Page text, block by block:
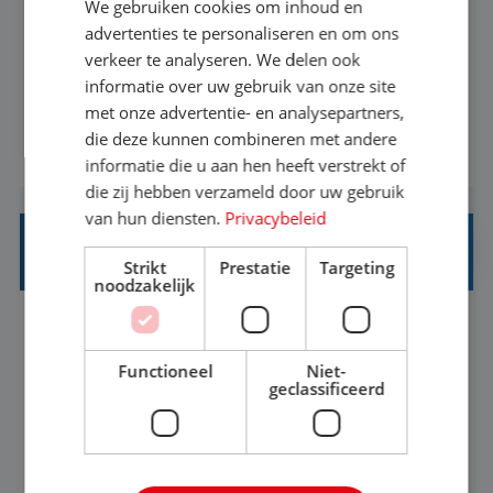
Met jouw ervaring in de reisbranche of
achtergrond in toerisme ben je klaar voor de
volgende stap. Vanaf je stoel reis je de hele
wereld over en speel je moeiteloos in op de
wensen van je team, je klant en wat er in de
reiswereld gebeurt. Met je enthousiasme weet je
klanten te overtuigen om die droomreis te
boeken! ...
BEKIJK VACATURE
REISADVISEUR ALLROUND
Aalsmeer, Noord-Holland, Nederland
33-36 uur
MBO
Een vakantie plannen is het leukste dat er is. Of
het nu voor jezelf is, of voor een ander: jij vindt
We gebruiken cookies om inhoud en
advertenties te personaliseren en om ons
verkeer te analyseren. We delen ook
informatie over uw gebruik van onze site
met onze advertentie- en analysepartners,
die deze kunnen combineren met andere
informatie die u aan hen heeft verstrekt of
die zij hebben verzameld door uw gebruik
van hun diensten. Privacybeleid
Strikt
noodzakelijk
Prestatie Targeting
Functioneel
Niet-
geclassificeerd